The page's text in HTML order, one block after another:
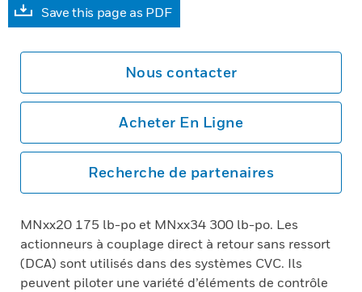
Save this page as PDF
Nous contacter
Acheter En Ligne
Recherche de partenaires
MNxx20 175 lb-po et MNxx34 300 lb-po. Les
actionneurs à couplage direct à retour sans ressort
(DCA) sont utilisés dans des systèmes CVC. Ils
peuvent piloter une variété d’éléments de contrôle